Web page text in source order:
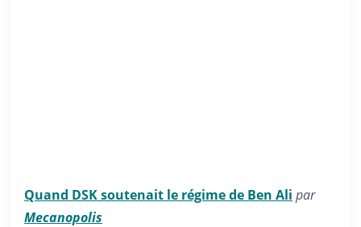
Quand DSK soutenait le régime de Ben Ali par
Mecanopolis